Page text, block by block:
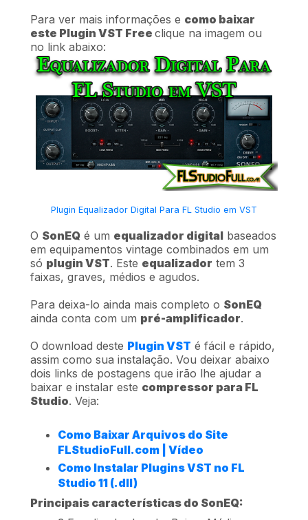
Para ver mais informações e como baixar
este Plugin VST Free clique na imagem ou
no link abaixo:
Plugin Equalizador Digital Para FL Studio em VST
O SonEQ é um equalizador digital baseados
em equipamentos vintage combinados em um
só plugin VST. Este equalizador tem 3
faixas, graves, médios e agudos.
Para deixa-lo ainda mais completo o SonEQ
ainda conta com um pré-amplificador.
O download deste Plugin VST é fácil e rápido,
assim como sua instalação. Vou deixar abaixo
dois links de postagens que irão lhe ajudar a
baixar e instalar este compressor para FL
Studio. Veja:
Como Baixar Arquivos do Site
FLStudioFull.com | Vídeo
Como Instalar Plugins VST no FL
Studio 11 (.dll)
Principais características do SonEQ: